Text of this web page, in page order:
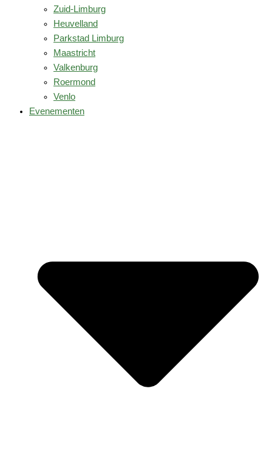
Zuid-Limburg
Heuvelland
Parkstad Limburg
Maastricht
Valkenburg
Roermond
Venlo
Evenementen